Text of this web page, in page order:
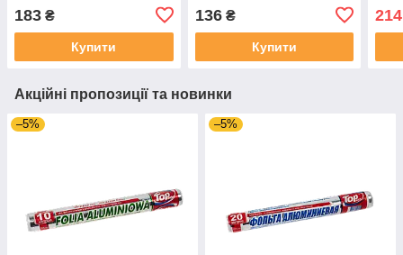
183 ₴
Купити
136₴
Купити
214
Акційні пропозиції та новинки
–5% –5%